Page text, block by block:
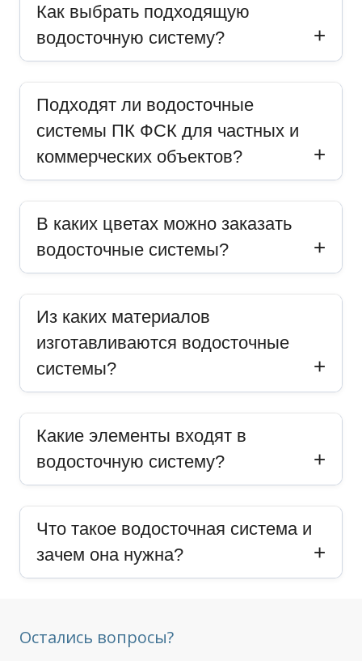
Как выбрать подходящую
водосточную систему?
Подходят ли водосточные
системы ПК ФСК для частных и
коммерческих объектов?
В каких цветах можно заказать
водосточные системы?
Из каких материалов
изготавливаются водосточные
системы?
Какие элементы входят в
водосточную систему?
Что такое водосточная система и
зачем она нужна?
Остались вопросы?